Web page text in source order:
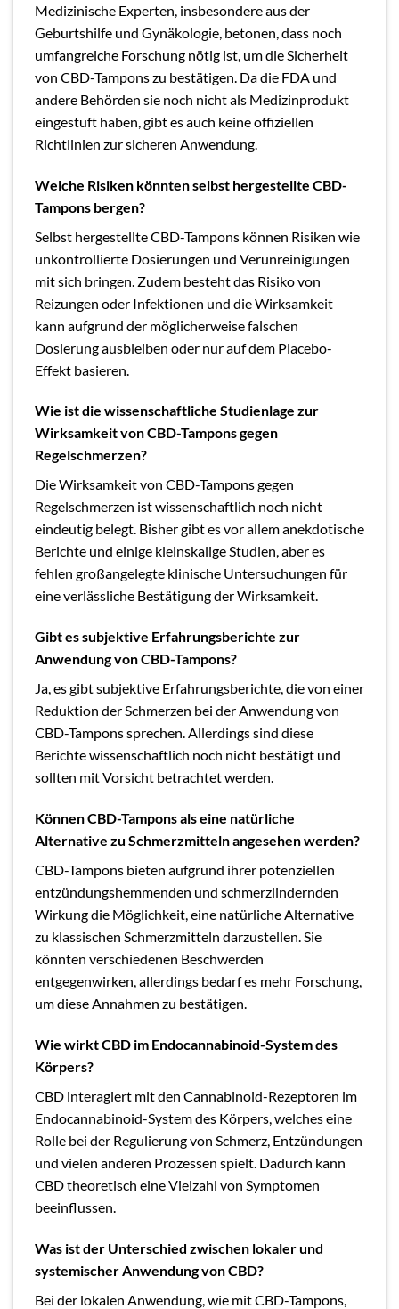
Medizinische Experten, insbesondere aus der
Geburtshilfe und Gynäkologie, betonen, dass noch
umfangreiche Forschung nötig ist, um die Sicherheit
von CBD-Tampons zu bestätigen. Da die FDA und
andere Behörden sie noch nicht als Medizinprodukt
eingestuft haben, gibt es auch keine offiziellen
Richtlinien zur sicheren Anwendung.
Welche Risiken könnten selbst hergestellte CBD-
Tampons bergen?
Selbst hergestellte CBD-Tampons können Risiken wie
unkontrollierte Dosierungen und Verunreinigungen
mit sich bringen. Zudem besteht das Risiko von
Reizungen oder Infektionen und die Wirksamkeit
kann aufgrund der möglicherweise falschen
Dosierung ausbleiben oder nur auf dem Placebo-
Effekt basieren.
Wie ist die wissenschaftliche Studienlage zur
Wirksamkeit von CBD-Tampons gegen
Regelschmerzen?
Die Wirksamkeit von CBD-Tampons gegen
Regelschmerzen ist wissenschaftlich noch nicht
eindeutig belegt. Bisher gibt es vor allem anekdotische
Berichte und einige kleinskalige Studien, aber es
fehlen großangelegte klinische Untersuchungen für
eine verlässliche Bestätigung der Wirksamkeit.
Gibt es subjektive Erfahrungsberichte zur
Anwendung von CBD-Tampons?
Ja, es gibt subjektive Erfahrungsberichte, die von einer
Reduktion der Schmerzen bei der Anwendung von
CBD-Tampons sprechen. Allerdings sind diese
Berichte wissenschaftlich noch nicht bestätigt und
sollten mit Vorsicht betrachtet werden.
Können CBD-Tampons als eine natürliche
Alternative zu Schmerzmitteln angesehen werden?
CBD-Tampons bieten aufgrund ihrer potenziellen
entzündungshemmenden und schmerzlindernden
Wirkung die Möglichkeit, eine natürliche Alternative
zu klassischen Schmerzmitteln darzustellen. Sie
könnten verschiedenen Beschwerden
entgegenwirken, allerdings bedarf es mehr Forschung,
um diese Annahmen zu bestätigen.
Wie wirkt CBD im Endocannabinoid-System des
Körpers?
CBD interagiert mit den Cannabinoid-Rezeptoren im
Endocannabinoid-System des Körpers, welches eine
Rolle bei der Regulierung von Schmerz, Entzündungen
und vielen anderen Prozessen spielt. Dadurch kann
CBD theoretisch eine Vielzahl von Symptomen
beeinflussen.
Was ist der Unterschied zwischen lokaler und
systemischer Anwendung von CBD?
Bei der lokalen Anwendung, wie mit CBD-Tampons,